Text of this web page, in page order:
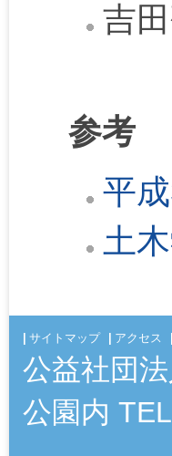
吉
参考
平
土
サイトマップ アクセス
公益社団
公園内